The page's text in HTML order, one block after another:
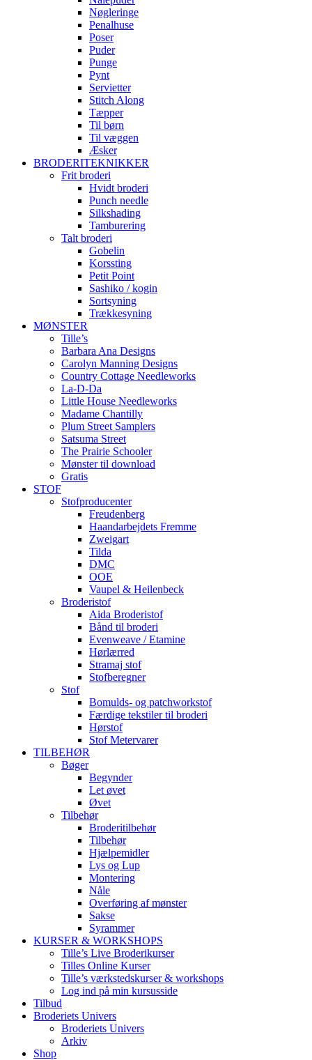
Nøgleringe
Penalhuse
Poser
Puder
Punge
Pynt
Servietter
Stitch Along
Tæpper
Til børn
Til væggen
Æsker
BRODERITEKNIKKER
Frit broderi
Hvidt broderi
Punch needle
Silkshading
Tamburering
Talt broderi
Gobelin
Korssting
Petit Point
Sashiko / kogin
Sortsyning
Trækkesyning
MØNSTER
Tille’s
Barbara Ana Designs
Carolyn Manning Designs
Country Cottage Needleworks
La-D-Da
Little House Needleworks
Madame Chantilly
Plum Street Samplers
Satsuma Street
The Prairie Schooler
Mønster til download
Gratis
STOF
Stofproducenter
Freudenberg
Haandarbejdets Fremme
Zweigart
Tilda
DMC
OOE
Vaupel & Heilenbeck
Broderistof
Aida Broderistof
Bånd til broderi
Evenweave / Etamine
Hørlærred
Stramaj stof
Stofberegner
Stof
Bomulds- og patchworkstof
Færdige tekstiler til broderi
Hørstof
Stof Metervarer
TILBEHØR
Bøger
Begynder
Let øvet
Øvet
Tilbehør
Broderitilbehør
Tilbehør
Hjælpemidler
Lys og Lup
Montering
Nåle
Overføring af mønster
Sakse
Syrammer
KURSER & WORKSHOPS
Tille’s Live Broderikurser
Tilles Online Kurser
Tille’s værkstedskurser & workshops
Log ind på min kursusside
Tilbud
Broderiets Univers
Broderiets Univers
Arkiv
Shop